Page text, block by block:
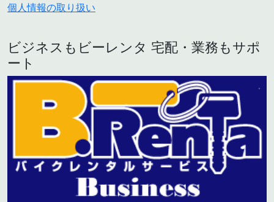
個人情報の取り扱い
ビジネスもビーレンタ 宅配・業務もサポ
ート